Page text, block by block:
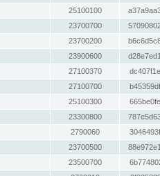
25100100
23700700
23700200
23900600
27100370
27100700
25100300
23300800
2790060
23700500
23500700